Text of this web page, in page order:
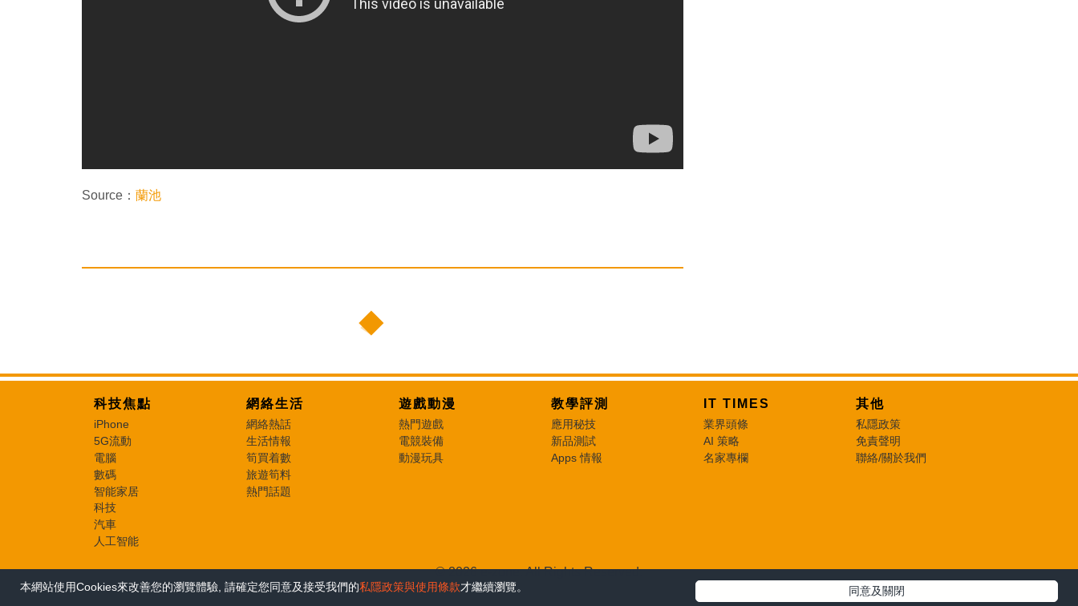
本網站使用Cookies來改善您的瀏覽體驗, 請確定您同意及接受我們的私隱政策與使用條款才繼續瀏覽。 同意及關閉
Source： 蘭池
科技焦點
iPhone
5G流動
電腦
數碼
智能家居
科技
汽車
人工智能
網絡生活
網絡熱話
生活情報
筍買着數
旅遊筍料
熱門話題
遊戲動漫
熱門遊戲
電競裝備
動漫玩具
教學評測
應用秘技
新品測試
Apps 情報
IT TIMES
業界頭條
AI 策略
名家專欄
其他
私隱政策
免責聲明
聯絡/關於我們
© 2026 e-zone. All Rights Reserved.